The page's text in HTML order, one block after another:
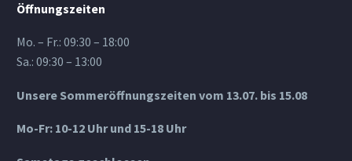
Öffnungszeiten
Mo. – Fr.: 09:30 – 18:00
Sa.: 09:30 – 13:00
Unsere Sommeröffnungszeiten vom 13.07. bis 15.08
Mo-Fr: 10-12 Uhr und 15-18 Uhr